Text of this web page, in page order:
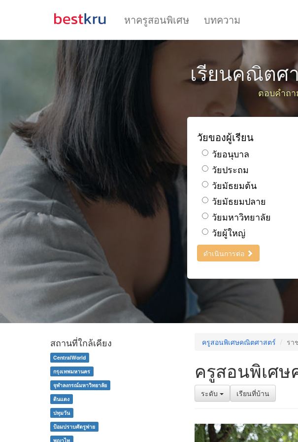
หาครูสอนพิเศษ บทความ
เรียนคณิตศ
ตอบคำถ
วัยของผู้เรียน
วัยอนุบาล
วัยประถม
วัยมัธยมต้น
วัยมัธยมปลาย
วัยมหาวิทยาลัย
วัยผู้ใหญ่
ดำเนินการต่อ
ครูสอนพิเศษคณิตศาสตร์ รา
ครูสอนพิเศ
ระดับ เรียนที่บ้าน
สถานที่ใกล้เคียง
CentralWorld
กรุงเทพมหานคร
จุฬาลงกรณ์มหาวิทยาลัย
ดินแดง
ปทุมวัน
ป้อมปราบศัตรูพ่าย
พญาไท